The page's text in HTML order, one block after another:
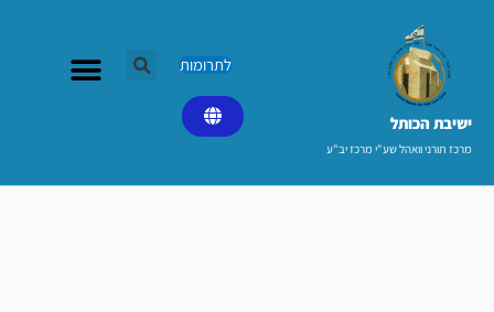
ישיבת הכותל​
מרכז תורני וואהל שע"י מרכז יב"ע
לתרומות